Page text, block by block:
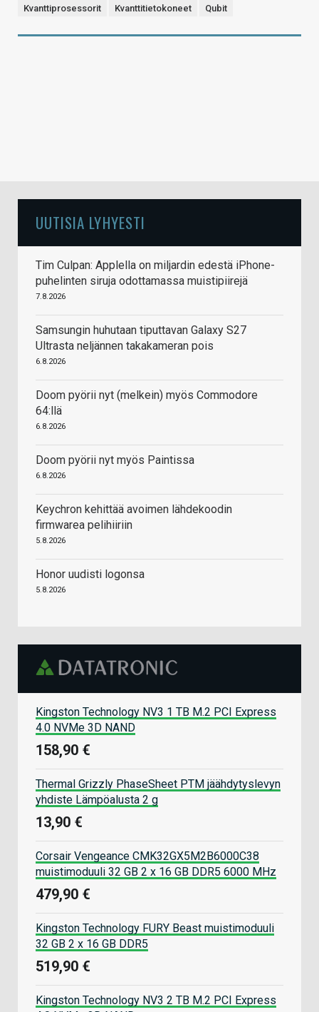
Kvanttiprosessorit Kvanttitietokoneet Qubit
UUTISIA LYHYESTI
Tim Culpan: Applella on miljardin edestä iPhone-
puhelinten siruja odottamassa muistipiirejä
7.8.2026
Samsungin huhutaan tiputtavan Galaxy S27
Ultrasta neljännen takakameran pois
6.8.2026
Doom pyörii nyt (melkein) myös Commodore
64:llä
6.8.2026
Doom pyörii nyt myös Paintissa
6.8.2026
Keychron kehittää avoimen lähdekoodin
firmwarea pelihiiriin
5.8.2026
Honor uudisti logonsa
5.8.2026
Kingston Technology NV3 1 TB M.2 PCI Express
4.0 NVMe 3D NAND
158,90 €
Thermal Grizzly PhaseSheet PTM jäähdytyslevyn
yhdiste Lämpöalusta 2 g
13,90 €
Corsair Vengeance CMK32GX5M2B6000C38
muistimoduuli 32 GB 2 x 16 GB DDR5 6000 MHz
479,90 €
Kingston Technology FURY Beast muistimoduuli
32 GB 2 x 16 GB DDR5
519,90 €
Kingston Technology NV3 2 TB M.2 PCI Express